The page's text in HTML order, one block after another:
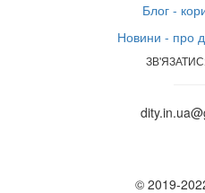
Блог -
Новини - про
© 2019-